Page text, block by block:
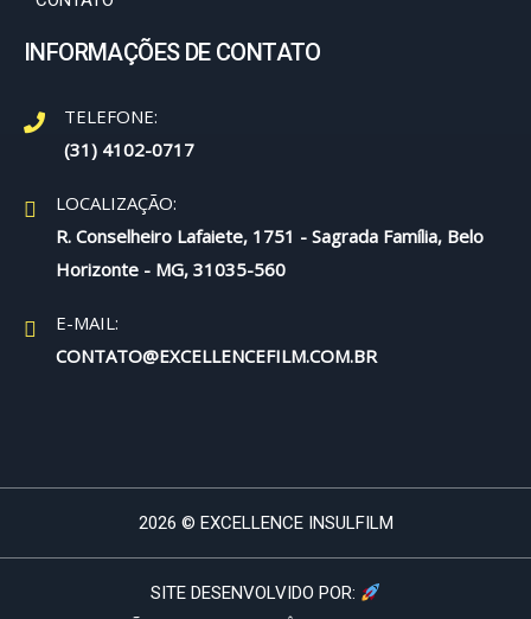
INFORMAÇÕES DE CONTATO
TELEFONE:
(31) 4102-0717
LOCALIZAÇÃO:
R. Conselheiro Lafaiete, 1751 - Sagrada Família, Belo
Horizonte - MG, 31035-560
E-MAIL:
CONTATO@EXCELLENCEFILM.COM.BR
2026 © EXCELLENCE INSULFILM
SITE DESENVOLVIDO POR: